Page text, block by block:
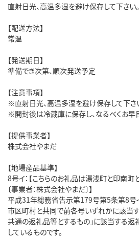
直射日光、高温多湿を避け保存して下さい。
【配送方法】
常温
【発送期日】
準備でき次第、順次発送予定
【注意事項】
※直射日光、高温多湿を避け保存して下さ
※開封後は冷蔵庫に保存し、なるべくお早
【提供事業者】
株式会社やまだ
【地場産品基準】
8号イ：【こちらのお礼品は湯浅町と印南
〔事業者：株式会社やまだ〕】
平成31年総務省告示第179号第5条第8号
市区町村と共同で前各号いずれかに該当
共通の返礼品等とするもの」に該当する返
しているものです。